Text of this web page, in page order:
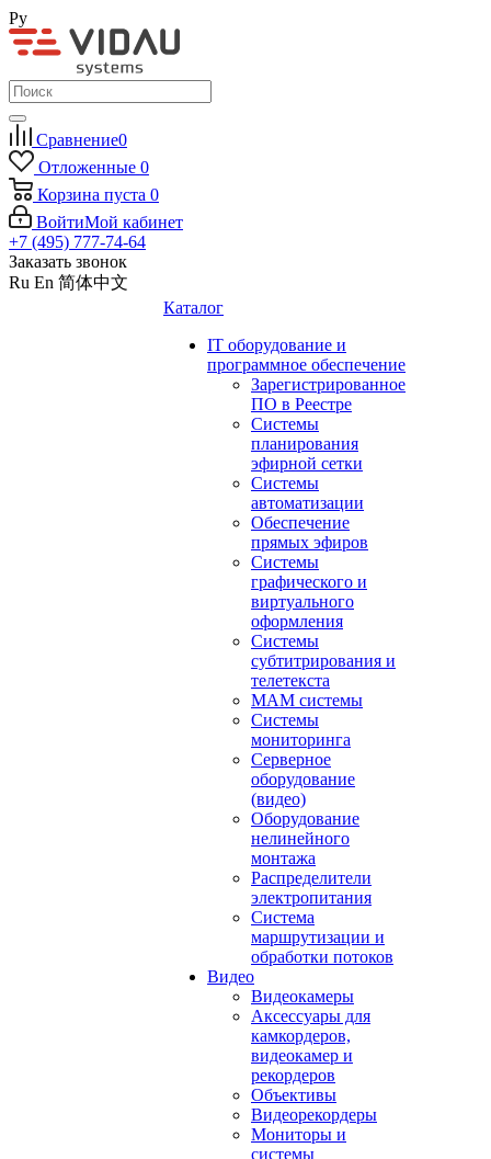
Ру
Сравнение0
Отложенные 0
Корзина пуста 0
ВойтиМой кабинет
+7 (495) 777-74-64
Заказать звонок
Ru En 简体中文
Каталог
IT оборудование и
программное обеспечение
Зарегистрированное
ПО в Реестре
Системы
планирования
эфирной сетки
Системы
автоматизации
Обеспечение
прямых эфиров
Системы
графического и
виртуального
оформления
Системы
субтитрирования и
телетекста
MAM системы
Системы
мониторинга
Серверное
оборудование
(видео)
Оборудование
нелинейного
монтажа
Распределители
электропитания
Система
маршрутизации и
обработки потоков
Видео
Видеокамеры
Аксессуары для
камкордеров,
видеокамер и
рекордеров
Объективы
Видеорекордеры
Мониторы и
системы